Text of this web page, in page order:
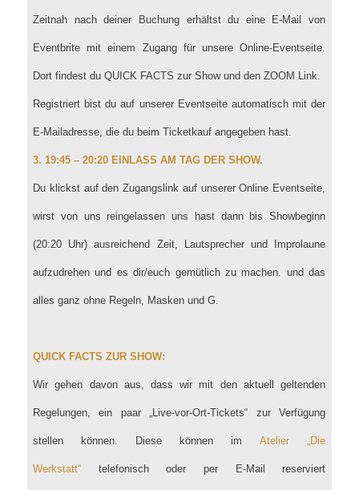
Zeitnah nach deiner Buchung erhältst du eine E-Mail von
Eventbrite mit einem Zugang für unsere Online-Eventseite.
Dort findest du QUICK FACTS zur Show und den ZOOM Link.
Registriert bist du auf unserer Eventseite automatisch mit der
E-Mailadresse, die du beim Ticketkauf angegeben hast.
3. 19:45 – 20:20 EINLASS AM TAG DER SHOW.
Du klickst auf den Zugangslink auf unserer Online Eventseite,
wirst von uns reingelassen uns hast dann bis Showbeginn
(20:20 Uhr) ausreichend Zeit, Lautsprecher und Improlaune
aufzudrehen und es dir/euch gemütlich zu machen. und das
alles ganz ohne Regeln, Masken und G.
QUICK FACTS ZUR SHOW:
Wir gehen davon aus, dass wir mit den aktuell geltenden
Regelungen, ein paar „Live-vor-Ort-Tickets“ zur Verfügung
stellen können. Diese können imAtelier „Die
Werkstatt“ telefonisch oder per E-Mail reserviert